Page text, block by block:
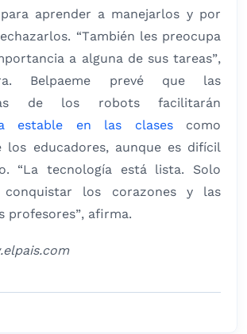
aprender a manejarlos y por
“También les preocupa
a alguna de sus tareas”,
Belpaeme prevé que las
de los robots facilitarán
estable en las clasescomo
los educadores, aunque es difícil
“La tecnología está lista. Solo
conquistar los corazones y las
profesores”, afirma.